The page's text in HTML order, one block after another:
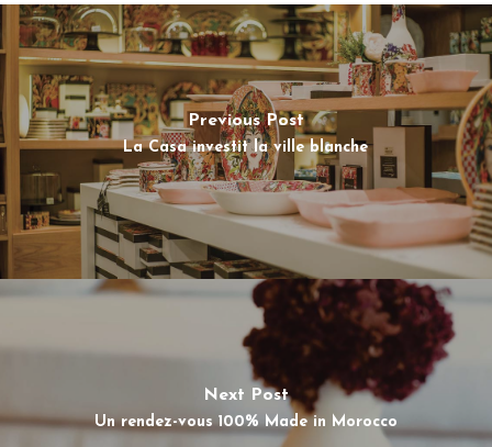
Previous Post
La Casa investit la ville blanche
Next Post
Un rendez-vous 100% Made in Morocco